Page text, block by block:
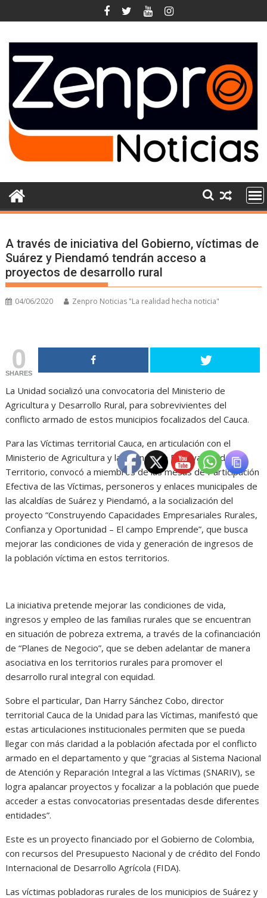
to
A través de iniciativa del Gobierno, víctimas de
Suárez y Piendamó tendrán acceso a
proyectos de desarrollo rural
04/06/2020 Zenpro Noticias "La realidad hecha noticia"
0
SHARES
La Unidad socializó una convocatoria del Ministerio de
Agricultura y Desarrollo Rural, para sobrevivientes del
conflicto armado de estos municipios focalizados del Cauca.
Para las Víctimas territorial Cauca, en articulación con el
Ministerio de Agricultura y la Agencia de Renovación del
Territorio, convocó a miembros de las mesas de Participación
Efectiva de las Víctimas, personeros y enlaces municipales de
las alcaldías de Suárez y Piendamó, a la socialización del
proyecto “Construyendo Capacidades Empresariales Rurales,
Confianza y Oportunidad – El campo Emprende”, que busca
mejorar las condiciones de vida y generación de ingresos de
la población víctima en estos territorios.
La iniciativa pretende mejorar las condiciones de vida,
ingresos y empleo de las familias rurales que se encuentran
en situación de pobreza extrema, a través de la cofinanciación
de “Planes de Negocio”, que se deben adelantar de manera
asociativa en los territorios rurales para promover el
desarrollo rural integral con equidad.
Sobre el particular, Dan Harry Sánchez Cobo, director
territorial Cauca de la Unidad para las Víctimas, manifestó que
estas articulaciones institucionales permiten que se pueda
llegar con más claridad a la población afectada por el conflicto
armado en el departamento y que “gracias al Sistema Nacional
de Atención y Reparación Integral a las Víctimas (SNARIV), se
logra apalancar proyectos y focalizar a la población que puede
acceder a estas convocatorias presentadas desde diferentes
entidades”.
Este es un proyecto financiado por el Gobierno de Colombia,
con recursos del Presupuesto Nacional y de crédito del Fondo
Internacional de Desarrollo Agrícola (FIDA).
Las víctimas pobladoras rurales de los municipios de Suárez y